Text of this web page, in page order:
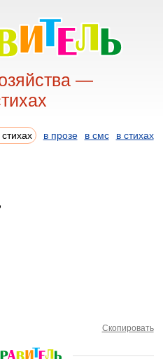
—
стихах в прозе в смс в стихах
Скопировать